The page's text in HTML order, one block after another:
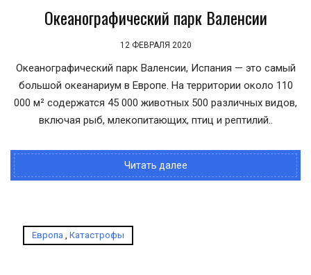
Океанографический парк Валенсии
12 ФЕВРАЛЯ 2020
Океанографический парк Валенсии, Испания — это самый
большой океанариум в Европе. На территории около 110
000 м² содержатся 45 000 животных 500 различных видов,
включая рыб, млекопитающих, птиц и рептилий..
Читать далее
Европа , Катастрофы